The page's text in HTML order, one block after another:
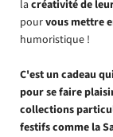
la créativité de
pourvous mettre
humoristique !
C'est un cadeau
pour se faire
collections
festifs comme la